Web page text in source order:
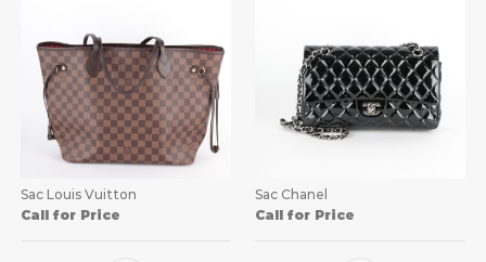
Sac Louis Vuitton
Call for Price
Sac Chanel
Call for Price